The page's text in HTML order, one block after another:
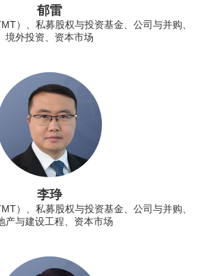
郁雷
）、私募股权与投资基金、公司与并购、
境外投资、资本市场
李琤
）、私募股权与投资基金、公司与并购、
产与建设工程、资本市场